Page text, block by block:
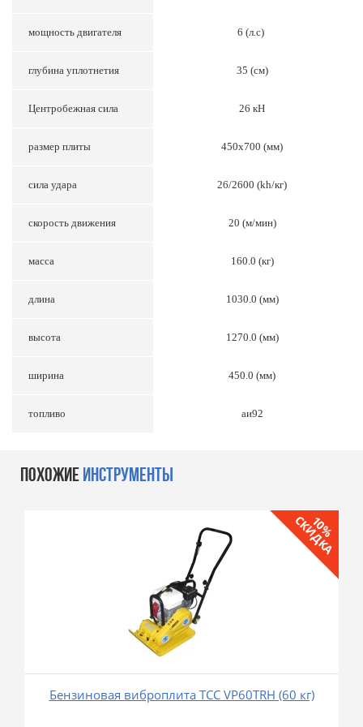
мощность двигателя 6 (л.с)
глубина уплотнетия 35 (см)
Центробежная сила 26 кН
размер плиты 450x700 (мм)
сила удара 26/2600 (kh/кг)
скорость движения 20 (м/мин)
масса 160.0 (кг)
длина 1030.0 (мм)
высота 1270.0 (мм)
ширина 450.0 (мм)
топливо аи92
ПОХОЖИЕ ИНСТРУМЕНТЫ
10%
СКИДКА
Бензиновая виброплита ТСС VP60TRH (60 кг)